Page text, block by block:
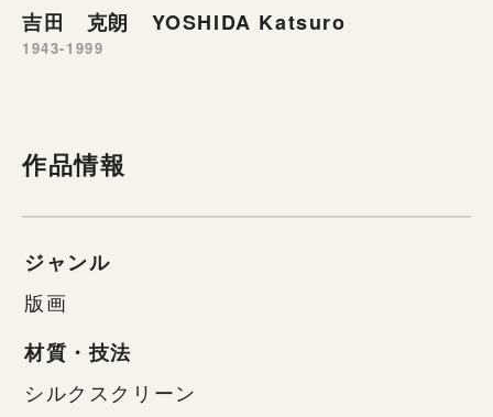
吉田 克朗 YOSHIDA Katsuro
1943-1999
作品情報
ジャンル
版画
材質・技法
シルクスクリーン